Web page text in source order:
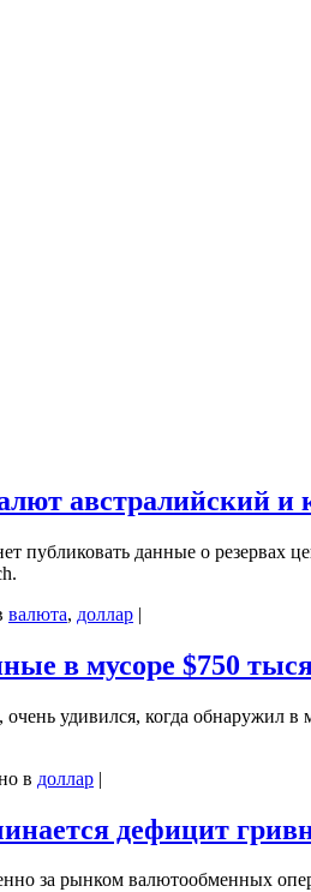
австралийский и
данные о резервах
валюта, доллар |
в мусоре $750
удивился, когда
в доллар |
дефицит
за рынком валютообменных